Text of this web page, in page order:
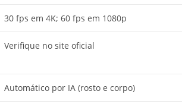
30 fps em 4K; 60 fps em 1080p
Verifique no site oficial
Automático por IA (rosto e corpo)